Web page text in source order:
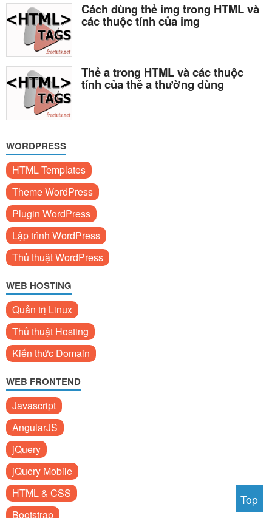
Cách dùng thẻ img trong HTML và
các thuộc tính của img
Thẻ a trong HTML và các thuộc
tính của thẻ a thường dùng
WORDPRESS
HTML Templates
Theme WordPress
Plugin WordPress
Lập trình WordPress
Thủ thuật WordPress
WEB HOSTING
Quản trị Linux
Thủ thuật Hosting
Kiến thức Domain
WEB FRONTEND
Javascript
AngularJS
jQuery
jQuery Mobile
HTML & CSS
Bootstrap
Top